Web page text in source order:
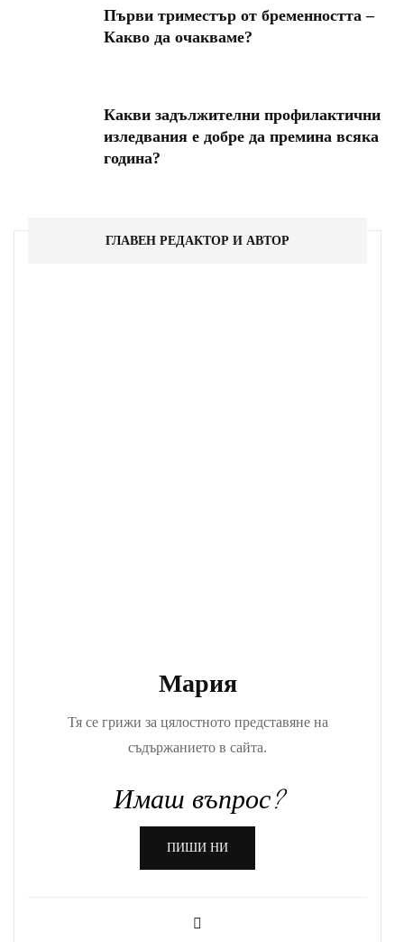
Първи триместър от бременността –
Какво да очакваме?
Какви задължителни профилактични
изледвания е добре да премина всяка
година?
ГЛАВЕН РЕДАКТОР И АВТОР
Мария
Тя се грижи за цялостното представяне на
съдържанието в сайта.
Имаш въпрос?
ПИШИ НИ